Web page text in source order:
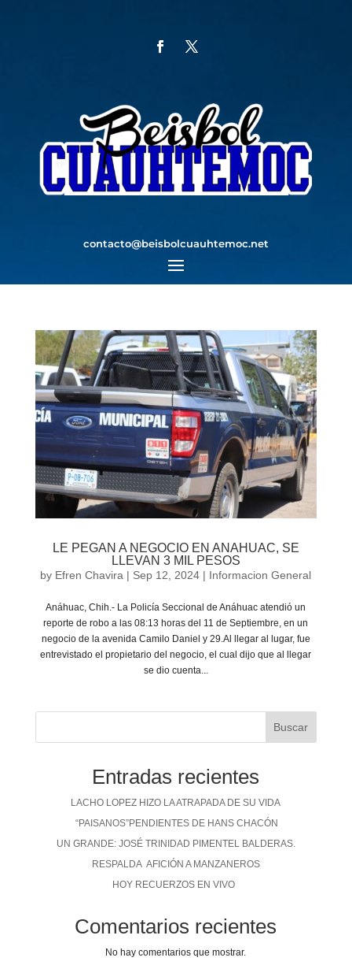
contacto@beisbolcuauhtemoc.net
LE PEGAN A NEGOCIO EN ANAHUAC, SE
LLEVAN 3 MIL PESOS
by Efren Chavira | Sep 12, 2024 | Informacion General
Anáhuac, Chih.- La Policía Seccional de Anáhuac atendió un
reporte de robo a las 08:13 horas del 11 de Septiembre, en un
negocio de la avenida Camilo Daniel y 29.Al llegar al lugar, fue
entrevistado el propietario del negocio, el cual dijo que al llegar
se dio cuenta...
Buscar
Entradas recientes
LACHO LOPEZ HIZO LA ATRAPADA DE SU VIDA
“PAISANOS”PENDIENTES DE HANS CHACÓN
UN GRANDE: JOSÉ TRINIDAD PIMENTEL BALDERAS.
RESPALDA AFICIÓN A MANZANEROS
HOY RECUERZOS EN VIVO
Comentarios recientes
No hay comentarios que mostrar.